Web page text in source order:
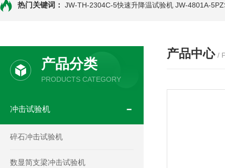
热门关键词： JW-TH-2304C-5快速升降温试验机 JW-4801A-
产品分类
PRODUCTS CATEGORY
冲击试验机
碎石冲击试验机
数显简支梁冲击试验机
产品中心 /